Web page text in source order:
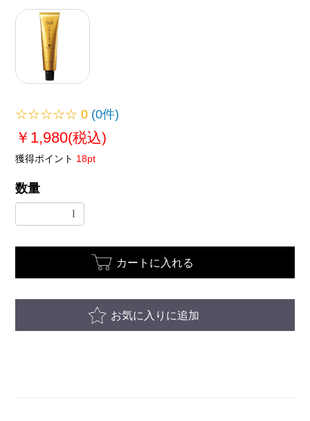
☆☆☆☆☆0 (0件)
￥1,980(税込)
獲得ポイント 18pt
数量
カートに入れる
お気に入りに追加